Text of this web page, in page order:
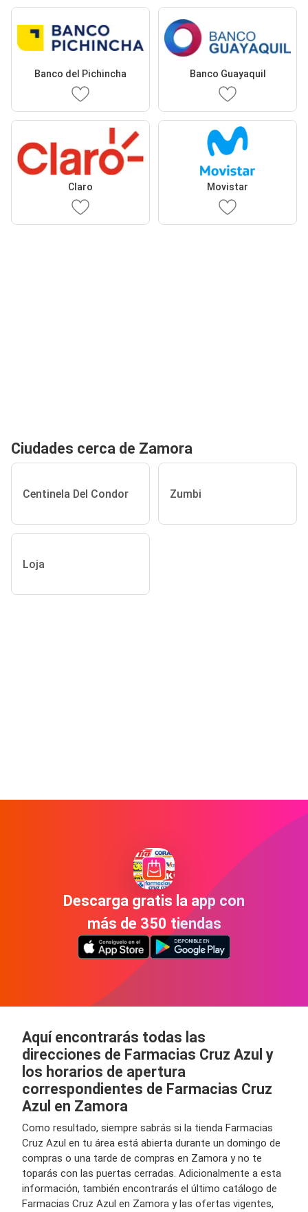
Banco del Pichincha Banco Guayaquil
Claro Movistar
Ciudades cerca de Zamora
Centinela Del Condor Zumbi
Loja
Descarga gratis la app con
más de 350 tiendas
Aquí encontrarás todas las
direcciones de Farmacias Cruz Azul y
los horarios de apertura
correspondientes de Farmacias Cruz
Azul en Zamora
Como resultado, siempre sabrás si la tienda Farmacias
Cruz Azul en tu área está abierta durante un domingo de
compras o una tarde de compras en Zamora y no te
toparás con las puertas cerradas. Adicionalmente a esta
información, también encontrarás el último catálogo de
Farmacias Cruz Azul en Zamora y las ofertas vigentes,